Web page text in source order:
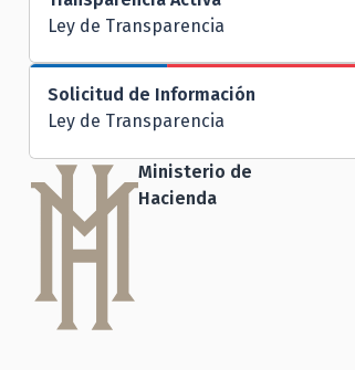
Ley de Transparencia
Solicitud de Información
Ley de Transparencia
Ministerio de
Hacienda